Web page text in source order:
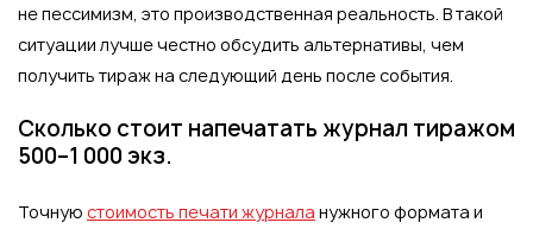
не пессимизм, это производственная реальность. В такой
ситуации лучше честно обсудить альтернативы, чем
получить тираж на следующий день после события.
Сколько стоит напечатать журнал тиражом
500–1 000 экз.
Точную стоимость печати журнала нужного формата и